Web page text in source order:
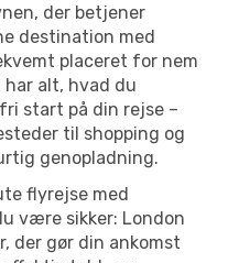
der betjener
destination med
placeret for nem
alt, hvad du
start på din rejse –
til shopping og
genopladning.
flyrejse med
være sikker: London
der gør din ankomst